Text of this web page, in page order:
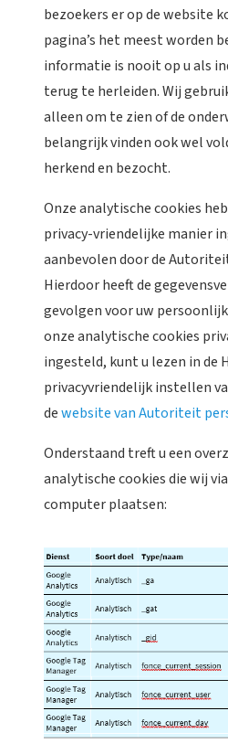
bezoekers er op de website
pagina’s het meest worden
informatie is nooit op u als
terug te herleiden. Wij
alleen om te zien of de
belangrijk vinden ook wel
herkend en bezocht.
Onze analytische cookies
privacy-vriendelijke manier
aanbevolen door de
Hierdoor heeft de
gevolgen voor uw
onze analytische cookies
ingesteld, kunt u lezen in de
privacyvriendelijk instellen
dewebsite van Autoriteit
Onderstaand treft u een
analytische cookies die wij
computer plaatsen: